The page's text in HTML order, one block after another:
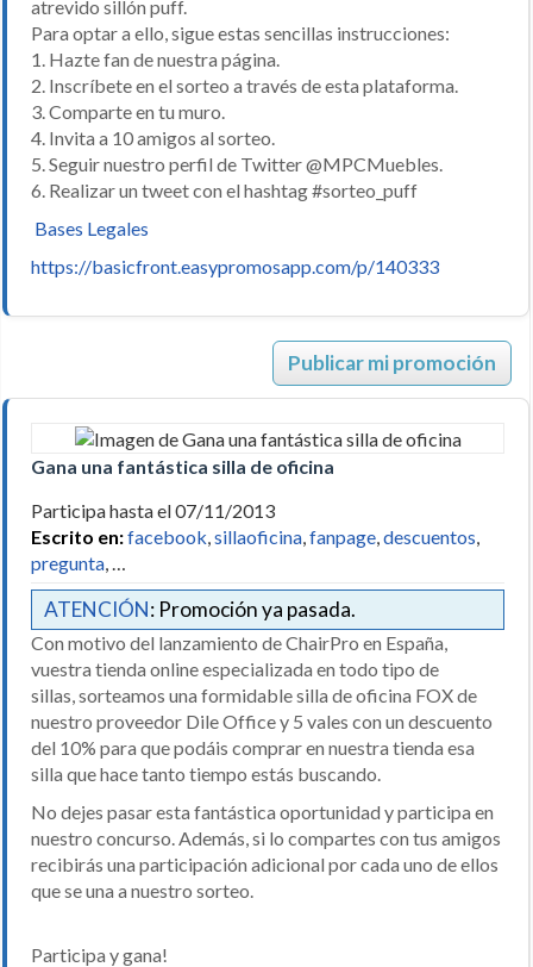
atrevido sillón puff.
Para optar a ello, sigue estas sencillas instrucciones:
1. Hazte fan de nuestra página.
2. Inscríbete en el sorteo a través de esta plataforma.
3. Comparte en tu muro.
4. Invita a 10 amigos al sorteo.
5. Seguir nuestro perfil de Twitter @MPCMuebles.
6. Realizar un tweet con el hashtag #sorteo_puff
Bases Legales
https://basicfront.easypromosapp.com/p/140333
Publicar mi promoción
Gana una fantástica silla de oficina
Participa hasta el 07/11/2013
Escrito en:facebook,sillaoficina,fanpage,descuentos,
pregunta, …
ATENCIÓN: Promoción ya pasada.
Con motivo del lanzamiento de ChairPro en España,
vuestra tienda online especializada en todo tipo de
sillas, sorteamos una formidable silla de oficina FOX de
nuestro proveedor Dile Office y 5 vales con un descuento
del 10% para que podáis comprar en nuestra tienda esa
silla que hace tanto tiempo estás buscando.
No dejes pasar esta fantástica oportunidad y participa en
nuestro concurso. Además, si lo compartes con tus amigos
recibirás una participación adicional por cada uno de ellos
que se una a nuestro sorteo.
Participa y gana!